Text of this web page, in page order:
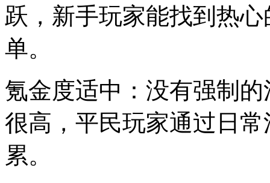
跃，新手玩家能找到热
单。
氪金度适中：没有强制
很高，平民玩家通过日
累。